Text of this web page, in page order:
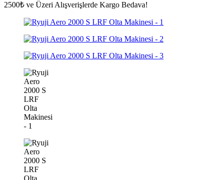
2500₺ ve Üzeri Alışverişlerde Kargo Bedava!